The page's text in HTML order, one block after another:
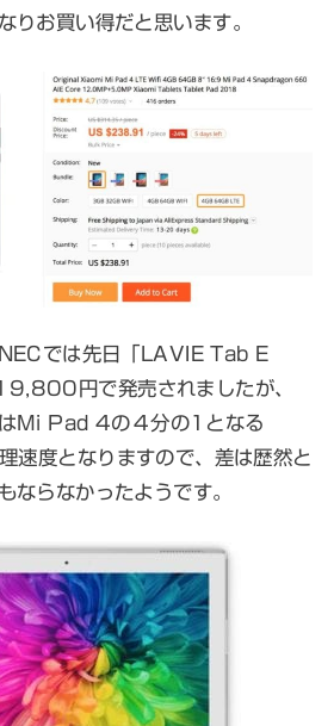
りお買い得だと思います。
では先日「LAVIE Tab E
円で発売されましたが、
はMi Pad 4の４分の1となる
速度となりますので、差は歴然と
ならなかったようです。